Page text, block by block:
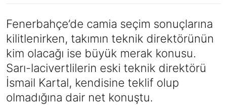
Fenerbahçe’de camia seçim sonuçlarına
kilitlenirken, takımın teknik direktörünün
kim olacağı ise büyük merak konusu.
Sarı-lacivertlilerin eski teknik direktörü
İsmail Kartal, kendisine teklif olup
olmadığına dair net konuştu.